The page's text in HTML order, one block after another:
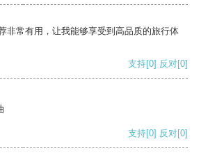
非常有用，让我能够享受到高品质的旅行体
支持[0] 反对[0]
支持[0] 反对[0]